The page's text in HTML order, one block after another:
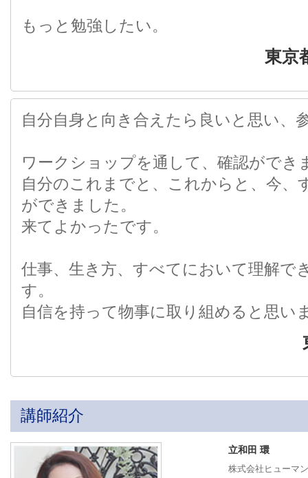
もっと勉強したい。
東京
自分自身と向き合えたら良いと思い、
ワークショップを通して、確認ができ
自分のこれまでと、これからと、今、
ができました。
来てよかったです。
仕事、生き方、すべてにおいて理解で
す。
自信を持って物事に取り組めると思い
講師紹介
立和田 環
株式会社ヒューマ